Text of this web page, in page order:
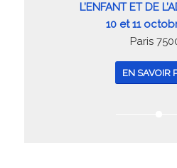
L’ENFANT ET DE
10 et 11
Paris
EN SAVOIR